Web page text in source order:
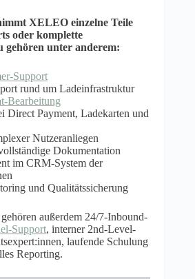
XELEO einzelne Teile
oder komplette
gehören unter anderem:
Support
rund um Ladeinfrastruktur
Bearbeitung
Direct Payment, Ladekarten und
Nutzeranliegen
Dokumentation
im CRM-System der
und Qualitätssicherung
außerdem 24/7-Inbound-
Support, interner 2nd-Level-
laufende Schulung
Reporting.